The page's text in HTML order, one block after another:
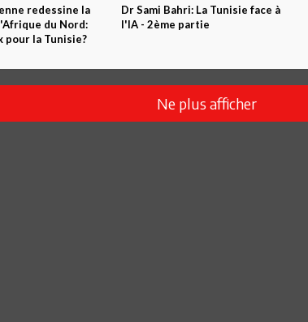
redessine la
du Nord:
pour la Tunisie?
Dr Sami Bahri: La Tunisie face à
l'IA - 2ème partie
Ne plus afficher